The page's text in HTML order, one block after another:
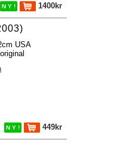
N Y ! 1400kr
USA
N Y ! 449kr